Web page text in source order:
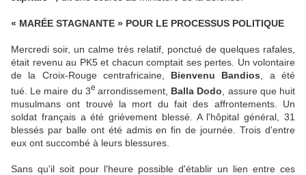
« MARÉE STAGNANTE » POUR LE PROCESSUS POLITIQUE
Mercredi soir, un calme très relatif, ponctué de quelques rafales,
était revenu au PK5 et chacun comptait ses pertes. Un volontaire
de la Croix-Rouge centrafricaine, Bienvenu Bandios , a été
tué. Le maire du 3e arrondissement, Balla Dodo , assure que huit
musulmans ont trouvé la mort du fait des affrontements. Un
soldat français a été grièvement blessé. A l'hôpital général, 31
blessés par balle ont été admis en fin de journée. Trois d'entre
eux ont succombé à leurs blessures.
Sans qu'il soit pour l'heure possible d'établir un lien entre ces